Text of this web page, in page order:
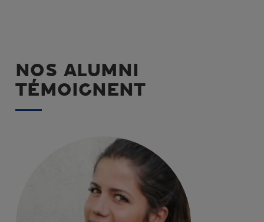
NOS ALUMNI
TÉMOIGNENT